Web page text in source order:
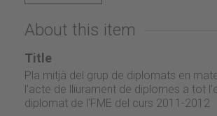
About this item
Title
Pla mitjà del grup de diplomats en
l'acte de lliurament de diplomes a tot
diplomat de l'FME del curs 2011-2012